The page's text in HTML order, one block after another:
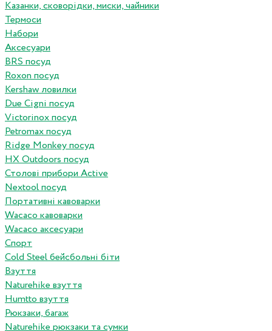
Казанки, сковорідки, миски, чайники
Термоси
Набори
Аксесуари
BRS посуд
Roxon посуд
Kershaw ловилки
Due Cigni посуд
Victorinox посуд
Petromax посуд
Ridge Monkey посуд
HX Outdoors посуд
Столові прибори Active
Nextool посуд
Портативні кавоварки
Wacaco кавоварки
Wacaco аксесуари
Спорт
Cold Steel бейсбольні біти
Взуття
Naturehike взуття
Humtto взуття
Рюкзаки, багаж
Naturehike рюкзаки та сумки